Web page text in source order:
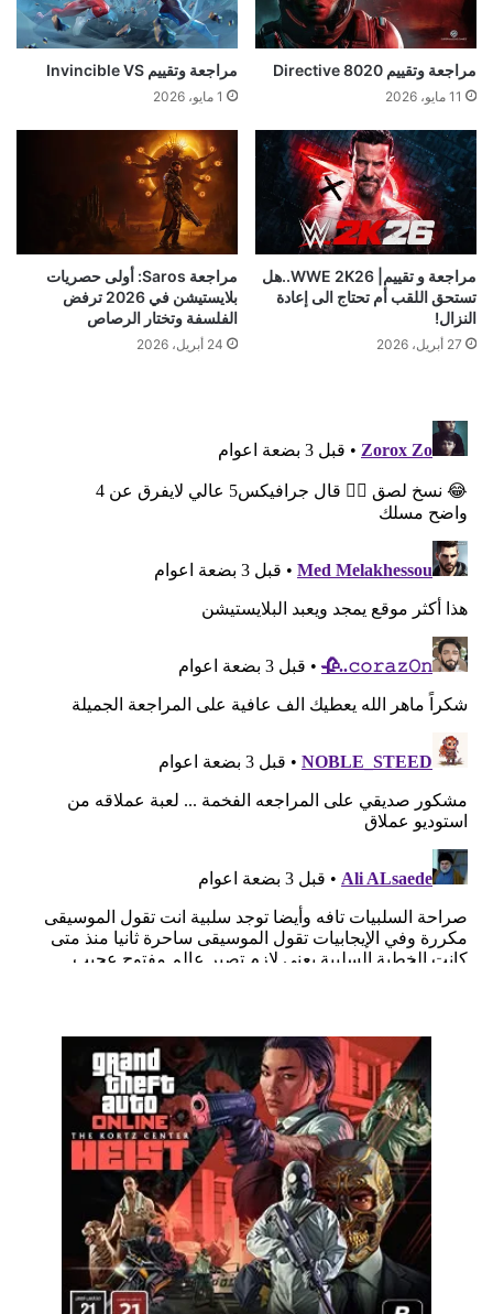
مراجعة وتقييم Directive 8020
11 مايو، 2026
مراجعة وتقييم Invincible VS
1 مايو، 2026
مراجعة و تقييم| WWE 2K26..هل
تستحق اللقب أم تحتاج الى إعادة
النزال!
27 أبريل، 2026
مراجعة Saros: أولى حصريات
بلايستيشن في 2026 ترفض
الفلسفة وتختار الرصاص
24 أبريل، 2026